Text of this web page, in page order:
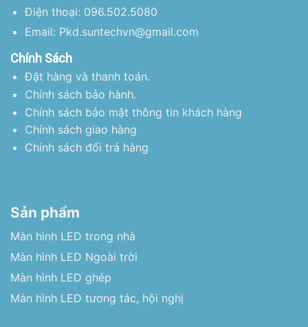
Điện thoại: 096.502.5080
Email: Pkd.suntechvn@gmail.com
Chính Sách
Đặt hàng và thanh toán.
Chính sách bảo hành.
Chính sách bảo mật thông tin khách hàng
Chính sách giao hàng
Chính sách đổi trả hàng
Sản phẩm
Màn hình LED trong nhà
Màn hình LED Ngoài trời
Màn hình LED ghép
Màn hình LED tương tác, hội nghị